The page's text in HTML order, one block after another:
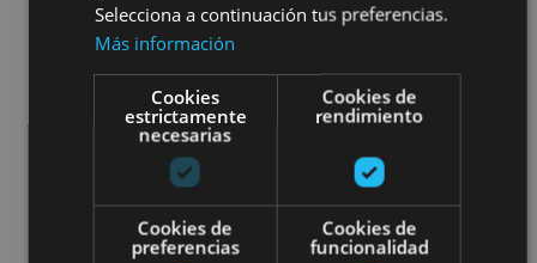
Gastronomía
Senderismo y montaña
Visitas guiadas
Selecciona a continuación tus preferencias.
Más información
Cookies
estrictamente
necesarias
Cookies de
rendimiento
Cookies de
preferencias
Cookies de
funcionalidad